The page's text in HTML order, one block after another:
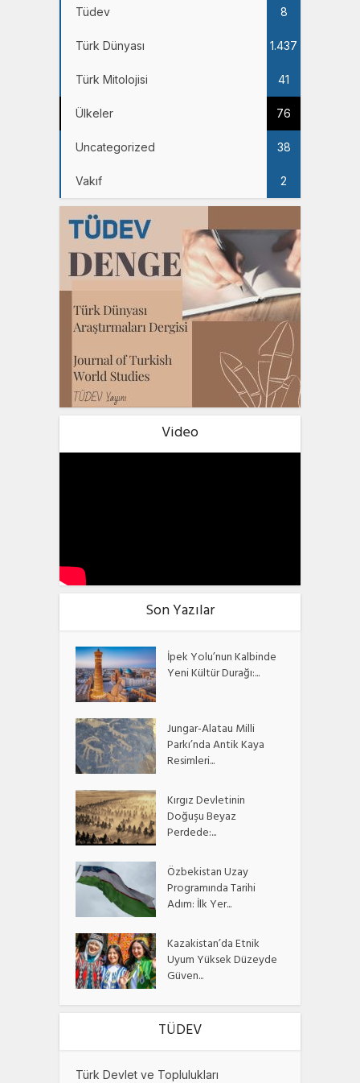
Tüdev 8
Türk Dünyası 1.437
Türk Mitolojisi 41
Ülkeler 76
Uncategorized 38
Vakıf 2
Video
Son Yazılar
İpek Yolu’nun Kalbinde
Yeni Kültür Durağı:...
Jungar-Alatau Milli
Parkı’nda Antik Kaya
Resimleri...
Kırgız Devletinin
Doğuşu Beyaz
Perdede:...
Özbekistan Uzay
Programında Tarihi
Adım: İlk Yer...
Kazakistan’da Etnik
Uyum Yüksek Düzeyde
Güven...
TÜDEV
Türk Devlet ve Toplulukları